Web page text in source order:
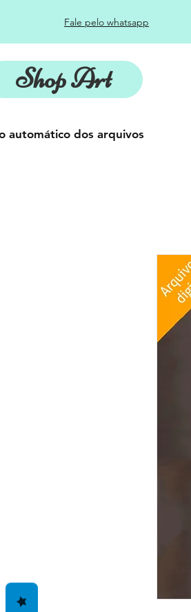
Fale pelo whatsapp
Shop Art
automático dos arquivos